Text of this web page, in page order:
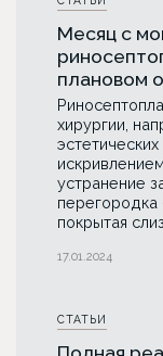
Месяц с
плановом
хирургии,
устранение
перегородка
покрытая
17.01.2024
СТАТЬИ